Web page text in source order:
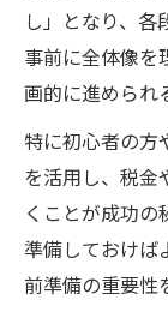
し」となり、各
事前に全体像を
画的に進められ
特に初心者の方
を活用し、税金
くことが成功の
準備しておけば
前準備の重要性